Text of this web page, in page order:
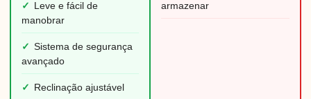
✓
Leve e fácil de
manobrar
✓ Sistema de segurança
avançado
✓ Reclinação ajustável
armazenar